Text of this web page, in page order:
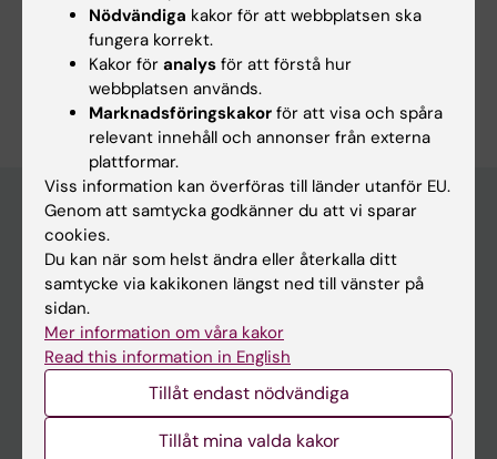
Hälso- och sjukvårdsorganisation, hälsopolitik och
hälsoekonomi
Är du Emma Granström?
Redigera din profil
Huvudmeny
Utbildning
Forskarutbildning
Forskning
Nödvändiga kakor för att webbplatsen ska
fungera korrekt.
Kakor för analys för att förstå hur
webbplatsen används.
Marknadsföringskakor för att visa och spåra
relevant innehåll och annonser från externa
plattformar.
Viss information kan överföras till länder utanför EU.
Genom att samtycka godkänner du att vi sparar
cookies.
Du kan när som helst ändra eller återkalla ditt
samtycke via kakikonen längst ned till vänster på
sidan.
Mer information om våra kakor
Read this information in English
Tillåt endast nödvändiga
Tillåt mina valda kakor